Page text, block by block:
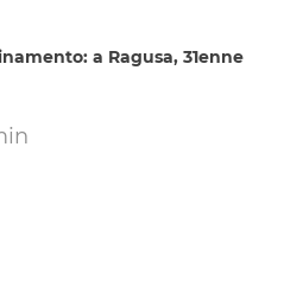
a Ragusa, 31enne